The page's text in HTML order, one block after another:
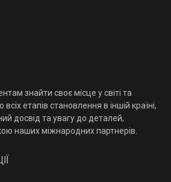
знайти своє місце у світі та
етапів становлення в іншій країні,
досвід та увагу до деталей,
наших міжнародних партнерів.